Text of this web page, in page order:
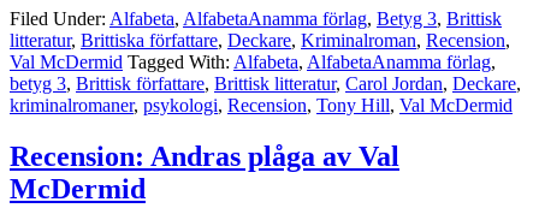
Filed Under: Alfabeta, AlfabetaAnamma förlag, Betyg 3, Brittisk
litteratur, Brittiska författare, Deckare, Kriminalroman, Recension,
Val McDermid Tagged With: Alfabeta, AlfabetaAnamma förlag,
betyg 3, Brittisk författare, Brittisk litteratur, Carol Jordan, Deckare,
kriminalromaner, psykologi, Recension, Tony Hill, Val McDermid
Recension: Andras plåga av Val
McDermid